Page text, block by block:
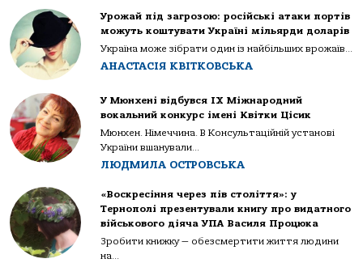
Урожай під загрозою: російські атаки портів
можуть коштувати Україні мільярди доларів
Україна може зібрати один із найбільших врожаїв...
АНАСТАСІЯ КВІТКОВСЬКА
У Мюнхені відбувся IX Міжнародний
вокальний конкурс імені Квітки Цісик
Мюнхен. Німеччина. В Консультаційній установі
України вшанували...
ЛЮДМИЛА ОСТРОВСЬКА
«Воскресіння через пів століття»: у
Тернополі презентували книгу про видатного
військового діяча УПА Василя Процюка
Зробити книжку — обезсмертити життя людини
на...